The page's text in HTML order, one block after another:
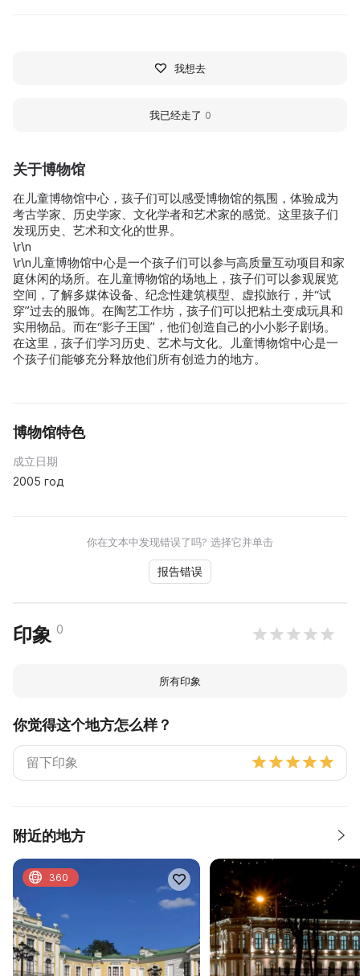
关于博物馆
在儿童博物馆中心，孩子们可以感受博物馆的氛围，体验成为
考古学家、历史学家、文化学者和艺术家的感觉。这里孩子们
发现历史、艺术和文化的世界。
\r\n
\r\n儿童博物馆中心是一个孩子们可以参与高质量互动项目和家
庭休闲的场所。在儿童博物馆的场地上，孩子们可以参观展览
空间，了解多媒体设备、纪念性建筑模型、虚拟旅行，并“试
穿”过去的服饰。在陶艺工作坊，孩子们可以把粘土变成玩具和
实用物品。而在“影子王国”，他们创造自己的小小影子剧场。
在这里，孩子们学习历史、艺术与文化。儿童博物馆中心是一
个孩子们能够充分释放他们所有创造力的地方。
博物馆特色
成立日期
2005 год
你在文本中发现错误了吗? 选择它并单击
报告错误
印象 0
所有印象
你觉得这个地方怎么样？
附近的地方
360
我想去
我已经走了 0